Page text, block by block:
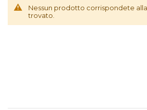
Nessun prodotto corrispondete
trovato.